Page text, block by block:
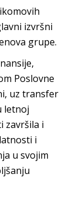
izvršni
grupe.
Poslovne
uz transfer
letnoj
završila i
i
u svojim